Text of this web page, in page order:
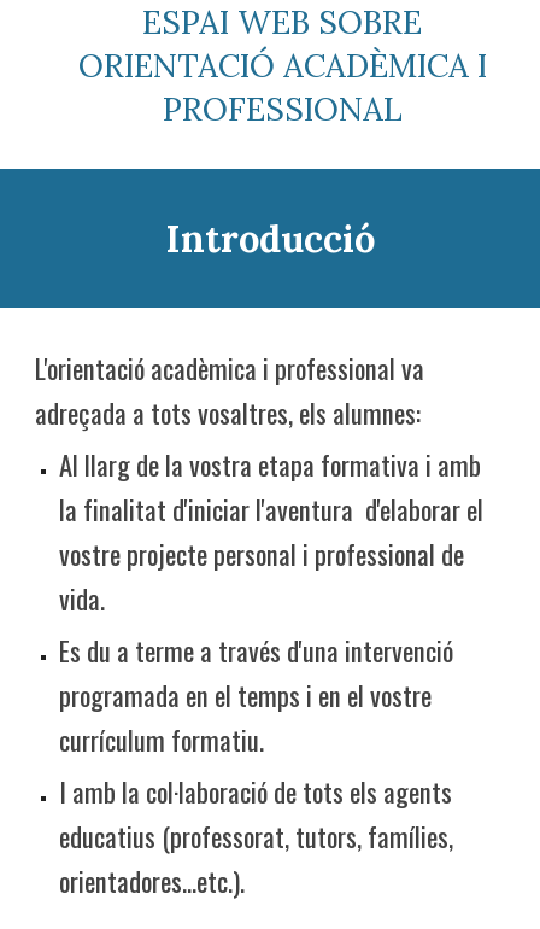
ESPAI WEB SOBRE
ORIENTACIÓ ACADÈMICA I
PROFESSIONAL
Introducció
L'orientació acadèmica i professional va
adreçada a tots vosaltres, els alumnes:
Al llarg de la vostra etapa formativa i amb
la finalitat d'iniciar l'aventura d'elaborar el
vostre projecte personal i professional de
vida.
Es du a terme a través d'una intervenció
programada en el temps i en el vostre
currículum formatiu.
I amb la col·laboració de tots els agents
educatius (professorat, tutors, famílies,
orientadores...etc.).